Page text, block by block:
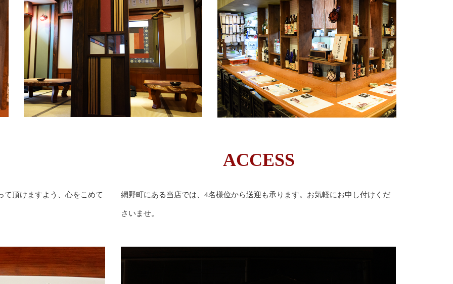
て頂けますよう、心をこめて
ACCESS
網野町にある当店では、4名様位から送迎も承ります。お気軽にお申し付けくだ
さいませ。